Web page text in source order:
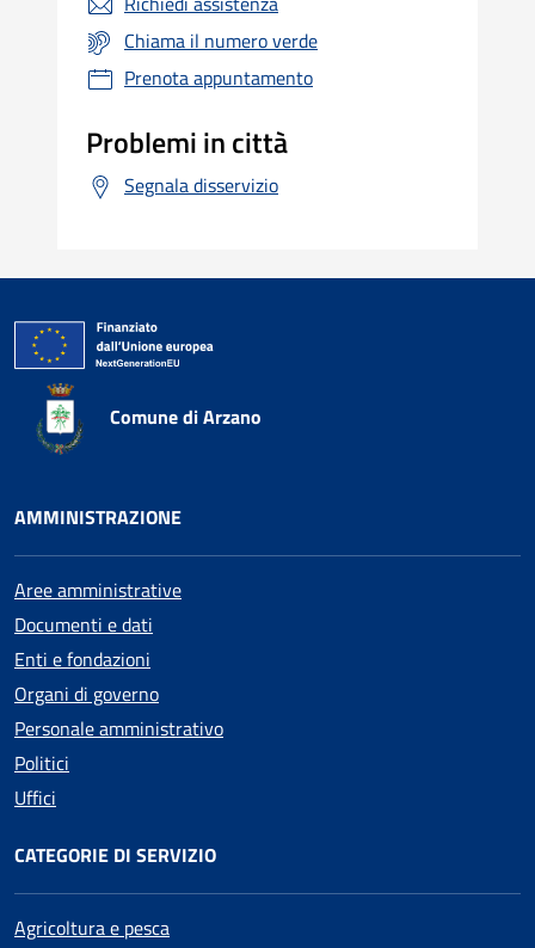
Chiama il numero verde
Prenota appuntamento
Problemi in città
Segnala disservizio
Comune di Arzano
AMMINISTRAZIONE
Aree amministrative
Documenti e dati
Enti e fondazioni
Organi di governo
Personale amministrativo
Politici
Uffici
CATEGORIE DI SERVIZIO
Agricoltura e pesca